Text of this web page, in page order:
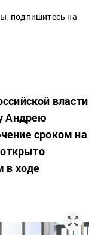
подпишитесь на
власти
Андрею
сроком на
в ходе